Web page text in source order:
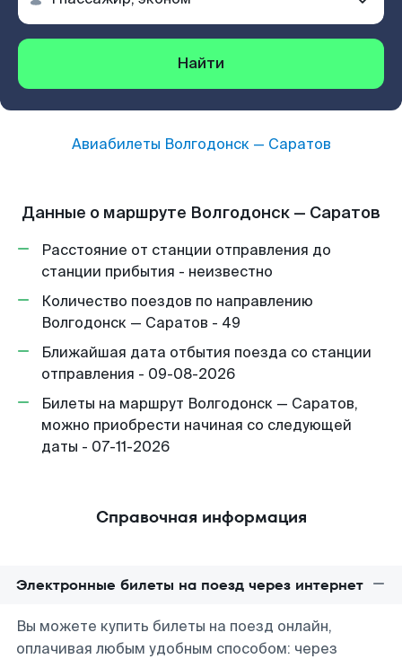
Найти
Авиабилеты Волгодонск— Саратов
Данные о маршруте Волгодонск — Саратов
Расстояние от станции отправления до
станции прибытия - неизвестно
Количество поездов по направлению
Волгодонск — Саратов - 49
Ближайшая дата отбытия поезда со станции
отправления - 09-08-2026
Билеты на маршрут Волгодонск — Саратов,
можно приобрести начиная со следующей
даты - 07-11-2026
Справочная информация
Электронные билеты на поезд через интернет
Вы можете купить билеты на поезд онлайн,
оплачивая любым удобным способом: через